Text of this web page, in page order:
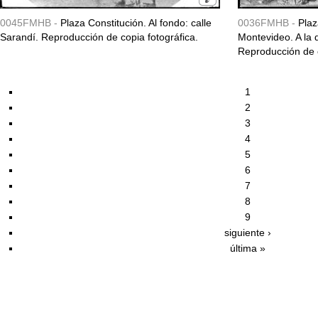
0045FMHB - Plaza Constitución. Al fondo: calle
Sarandí. Reproducción de copia fotográfica.
0036FMHB -
Montevideo. A la
Reproducción de
1
2
3
4
5
6
7
8
9
siguiente ›
última »